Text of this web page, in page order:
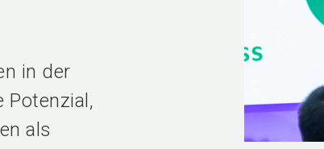
in der
Potenzial,
als